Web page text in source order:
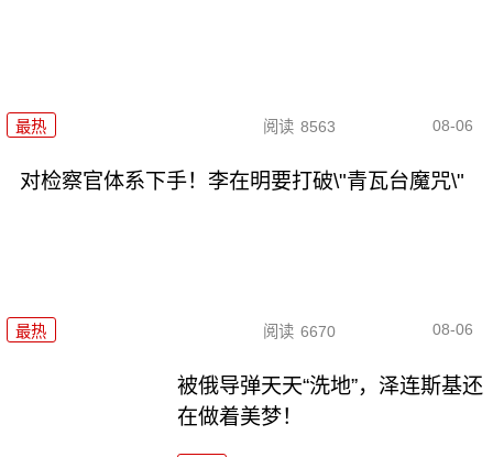
最热 阅读 8563 08-06
对检察官体系下手！李在明要打破\"青瓦台魔咒\"
最热 阅读 6670 08-06
被俄导弹天天“洗地”，泽连斯基还
在做着美梦！